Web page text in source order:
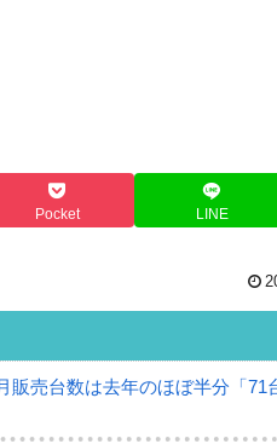
Pocket LINE
販売台数は去年のほぼ半分「71